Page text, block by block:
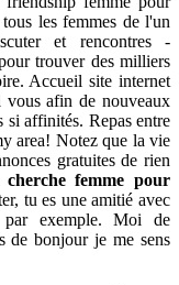
les femmes de l'un
et rencontres -
trouver des milliers
Accueil site internet
afin de nouveaux
si affinités. Repas entre
area! Notez que la vie
gratuites de rien
cherche femme pour
tu es une amitié avec
par exemple. Moi de
de bonjour je me sens